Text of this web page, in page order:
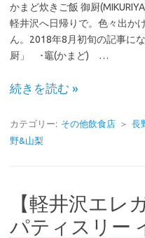
かまど炊きご飯 御厨
軽井沢へ日帰りで。色々出か
ん。2018年8月初旬の記事に
厨」 ･竈(かまど) …
続きを読む »
カテゴリー: その他飲食店 ＞ 長
野&山梨
【軽井沢エレ
パティスリー